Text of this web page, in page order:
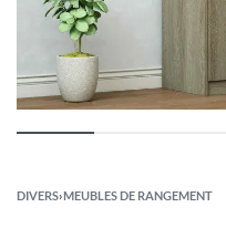
DIVERS›MEUBLES DE RANGEMENT